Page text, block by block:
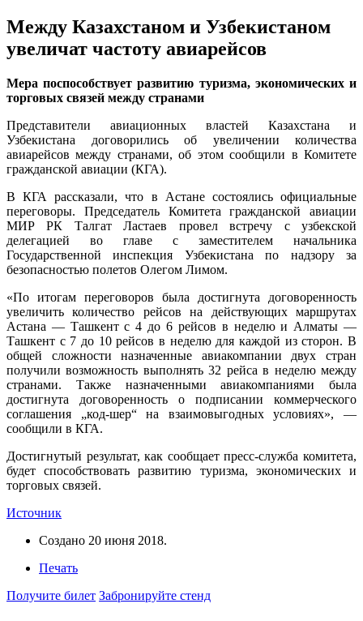
Между Казахстаном и Узбекистаном
увеличат частоту авиарейсов
Мера поспособствует развитию туризма, экономических и
торговых связей между странами
Представители авиационных властей Казахстана и
Узбекистана договорились об увеличении количества
авиарейсов между странами, об этом сообщили в Комитете
гражданской авиации (КГА).
В КГА рассказали, что в Астане состоялись официальные
переговоры. Председатель Комитета гражданской авиации
МИР РК Талгат Ластаев провел встречу с узбекской
делегацией во главе с заместителем начальника
Государственной инспекция Узбекистана по надзору за
безопасностью полетов Олегом Лимом.
«По итогам переговоров была достигнута договоренность
увеличить количество рейсов на действующих маршрутах
Астана — Ташкент с 4 до 6 рейсов в неделю и Алматы —
Ташкент с 7 до 10 рейсов в неделю для каждой из сторон. В
общей сложности назначенные авиакомпании двух стран
получили возможность выполнять 32 рейса в неделю между
странами. Также назначенными авиакомпаниями была
достигнута договоренность о подписании коммерческого
соглашения „код-шер“ на взаимовыгодных условиях», —
сообщили в КГА.
Достигнутый результат, как сообщает пресс-служба комитета,
будет способствовать развитию туризма, экономических и
торговых связей.
Источник
Создано 20 июня 2018.
Печать
Получите билет Забронируйте стенд